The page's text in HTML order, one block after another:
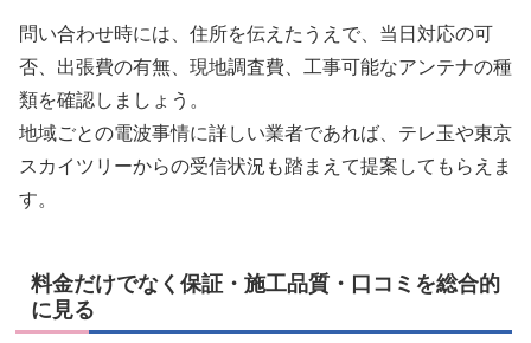
問い合わせ時には、住所を伝えたうえで、当日対応の可
否、出張費の有無、現地調査費、工事可能なアンテナの種
類を確認しましょう。
地域ごとの電波事情に詳しい業者であれば、テレ玉や東京
スカイツリーからの受信状況も踏まえて提案してもらえま
す。
料金だけでなく保証・施工品質・口コミを総合的
に見る